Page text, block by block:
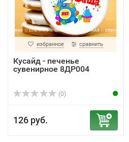
избранное сравнить
Кусайд - печенье
сувенирное 8ДР004
(0)
126 руб.